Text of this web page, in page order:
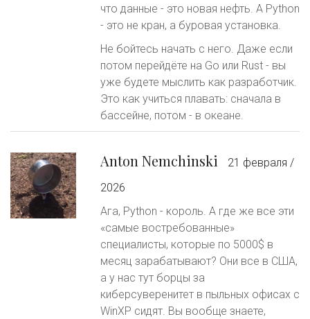
что данные - это новая нефть. А Python
- это не кран, а буровая установка.
Не бойтесь начать с него. Даже если
потом перейдёте на Go или Rust - вы
уже будете мыслить как разработчик.
Это как учиться плавать: сначала в
бассейне, потом - в океане.
Anton Nemchinski
21 февраля /
2026
Ага, Python - король. А где же все эти
«самые востребованные»
специалисты, которые по 5000$ в
месяц зарабатывают? Они все в США,
а у нас тут борцы за
киберсуверенитет в пыльных офисах с
WinXP сидят. Вы вообще знаете,